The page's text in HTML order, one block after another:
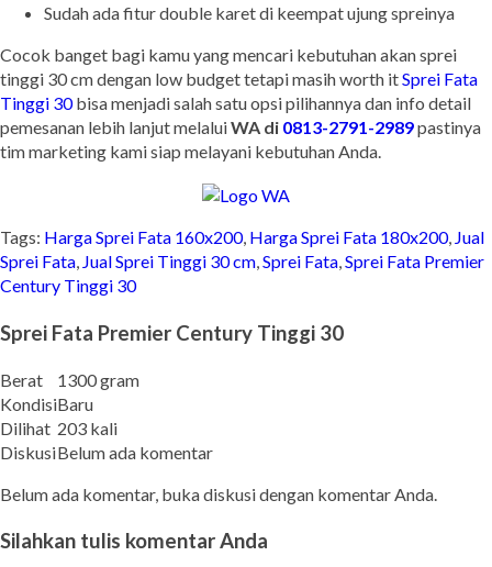
Sudah ada fitur double karet di keempat ujung spreinya
Cocok banget bagi kamu yang mencari kebutuhan akan sprei
tinggi 30 cm dengan low budget tetapi masih worth itSprei Fata
Tinggi 30bisa menjadi salah satu opsi pilihannya dan info detail
pemesanan lebih lanjut melaluiWA di 0813-2791-2989pastinya
tim marketing kami siap melayani kebutuhan Anda.
Tags: Harga Sprei Fata 160x200, Harga Sprei Fata 180x200, Jual
Sprei Fata, Jual Sprei Tinggi 30 cm,Sprei Fata,Sprei Fata Premier
Century Tinggi 30
Sprei Fata Premier Century Tinggi 30
Berat
1300 gram
KondisiBaru
Dilihat 203 kali
DiskusiBelum ada komentar
Belum ada komentar, buka diskusi dengan komentar Anda.
Silahkan tulis komentar Anda